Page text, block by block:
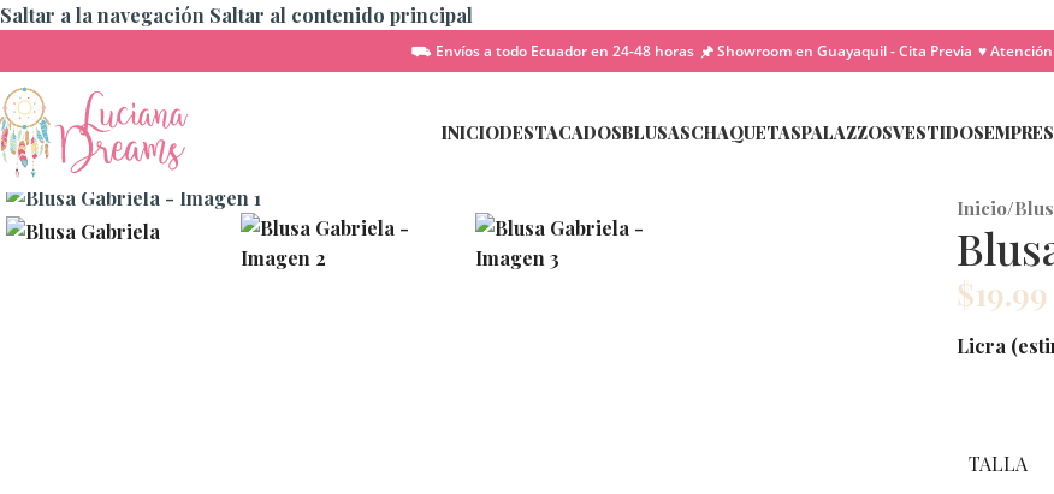
Saltar a la navegación Saltar al contenido principal
⛟ Envíos a todo Ecuador en 24-48 horas 🖈 Showroom en Guayaquil - Cita Previa ♥
INICIODESTACADOSBLUSASCHAQUETASPALAZZOSVESTIDOS
Inicio/
$19.99
Licra
TALLA